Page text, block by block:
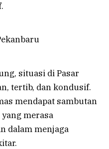
situasi di Pasar
tertib, dan kondusif.
mendapat sambutan
merasa
dalam menjaga